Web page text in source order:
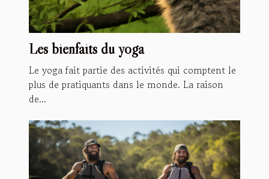
Les bienfaits du yoga
Le yoga fait partie des activités qui comptent le
plus de pratiquants dans le monde. La raison
de...